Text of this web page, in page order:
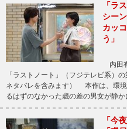
「ラ
シー
カッ
う」
内田
「ラストノート」（フジテレビ系）
ネタバレを含みます） 本作は、環
るはずのなかった歳の差の男女が静
「今